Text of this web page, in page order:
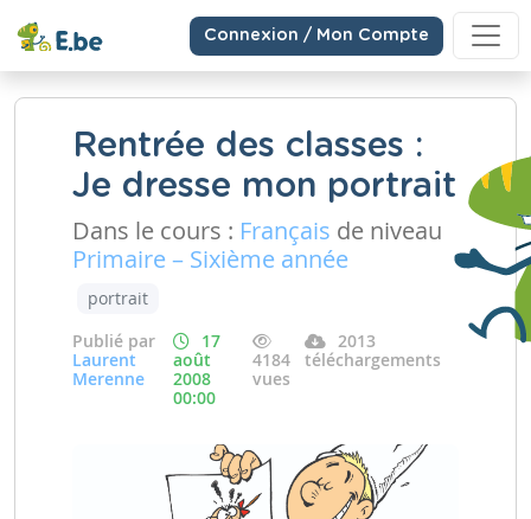
Connexion / Mon Compte
Rentrée des classes :
Je dresse mon portrait
Dans le cours : Français de niveau
Primaire – Sixième année
portrait
Publié par
Laurent
Merenne
17
août
2008
00:00
4184
vues
2013
téléchargements